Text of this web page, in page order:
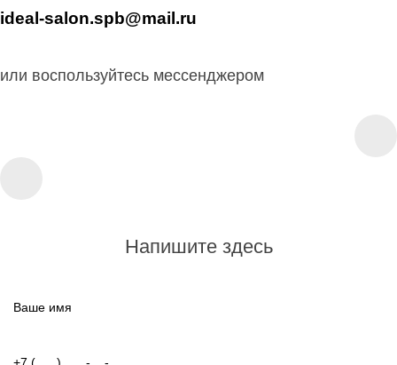
ideal-salon.spb@mail.ru
или воспользуйтесь мессенджером
Напишите здесь